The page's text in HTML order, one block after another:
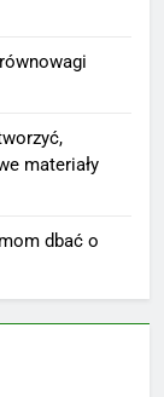
materiały
dbać o